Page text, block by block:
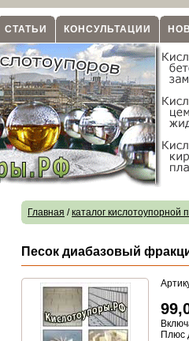
СТАТЬИ КОНСУЛЬТАЦИИ
Главная /каталог кислотоупорной
Песок диабазовый
Плюс